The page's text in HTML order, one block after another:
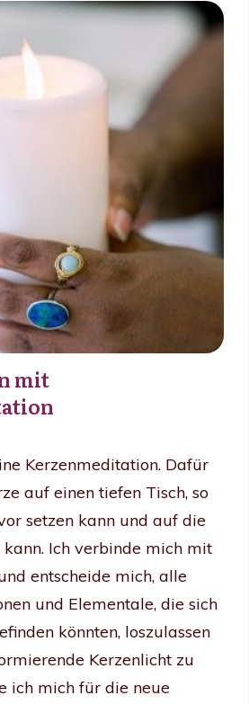
mit
Kerzenmeditation. Dafür
auf einen tiefen Tisch, so
setzen kann und auf die
Ich verbinde mich mit
entscheide mich, alle
und Elementale, die sich
könnten, loszulassen
Kerzenlicht zu
ich mich für die neue